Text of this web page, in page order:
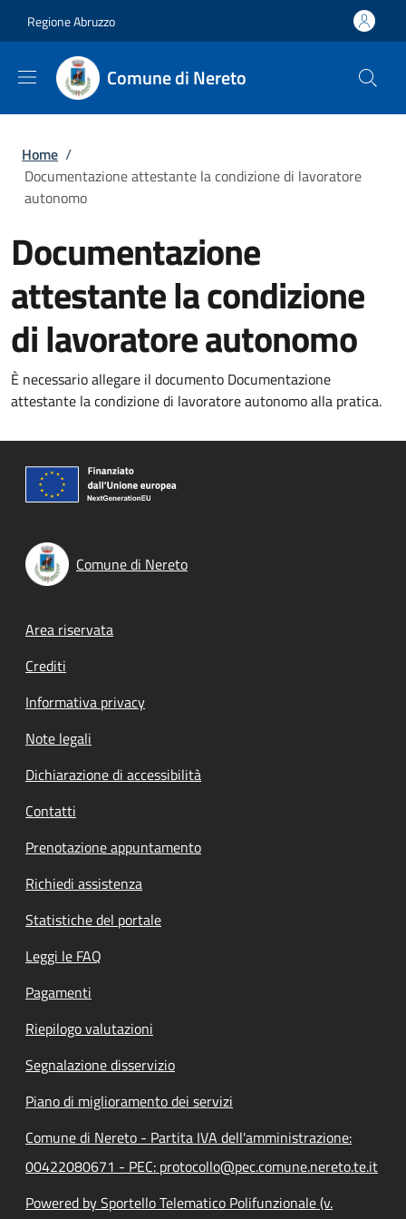
Regione Abruzzo
Comune di Nereto
Briciole di pane
Home /
Documentazione attestante la condizione di lavoratore
autonomo
Documentazione
attestante la condizione
di lavoratore autonomo
È necessario allegare il documento Documentazione
attestante la condizione di lavoratore autonomo alla pratica.
Comune di Nereto
Footer menu
Area riservata
Crediti
Informativa privacy
Note legali
Dichiarazione di accessibilità
Contatti
Prenotazione appuntamento
Richiedi assistenza
Statistiche del portale
Leggi le FAQ
Pagamenti
Riepilogo valutazioni
Segnalazione disservizio
Piano di miglioramento dei servizi
Comune di Nereto - Partita IVA dell'amministrazione:
00422080671 - PEC: protocollo@pec.comune.nereto.te.it
Powered by Sportello Telematico Polifunzionale (v.